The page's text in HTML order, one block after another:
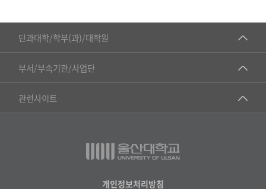
단과대학/학부(과)/대학원
■인문대학
▷국어국문학부
▷일본어·일본학과
▷프랑스어·프랑스학과
부서/부속기관/사업단
공동기기센터
공학교육혁신센터
관련사이트
건강가정지원센터
교수협의회
개인정보처리방침